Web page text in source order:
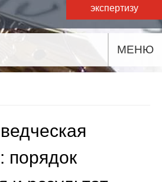
экспертизу
МЕНЮ
порядок